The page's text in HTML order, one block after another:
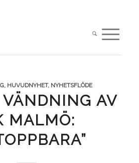
, HUVUDNYHET, NYHETSFLÖDE
VÄNDNING AV
MALMÖ: